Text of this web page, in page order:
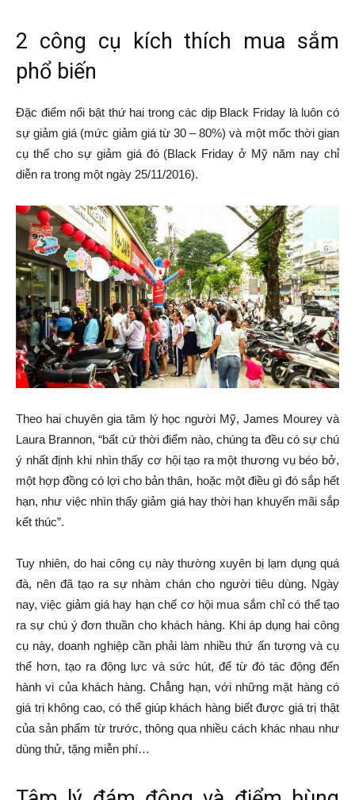
2 công cụ kích thích mua sắm
phổ biến
Đặc điểm nổi bật thứ hai trong các dịp Black Friday là luôn có
sự giảm giá (mức giảm giá từ 30 – 80%) và một mốc thời gian
cụ thể cho sự giảm giá đó (Black Friday ở Mỹ năm nay chỉ
diễn ra trong một ngày 25/11/2016).
Theo hai chuyên gia tâm lý học người Mỹ, James Mourey và
Laura Brannon, “bất cứ thời điểm nào, chúng ta đều có sự chú
ý nhất định khi nhìn thấy cơ hội tạo ra một thương vụ béo bở,
một hợp đồng có lợi cho bản thân, hoặc một điều gì đó sắp hết
hạn, như việc nhìn thấy giảm giá hay thời hạn khuyến mãi sắp
kết thúc”.
Tuy nhiên, do hai công cụ này thường xuyên bị lạm dụng quá
đà, nên đã tạo ra sự nhàm chán cho người tiêu dùng. Ngày
nay, việc giảm giá hay hạn chế cơ hội mua sắm chỉ có thể tạo
ra sự chú ý đơn thuần cho khách hàng. Khi áp dụng hai công
cụ này, doanh nghiệp cần phải làm nhiều thứ ấn tượng và cụ
thể hơn, tạo ra động lực và sức hút, để từ đó tác động đến
hành vi của khách hàng. Chẳng hạn, với những mặt hàng có
giá trị không cao, có thể giúp khách hàng biết được giá trị thật
của sản phẩm từ trước, thông qua nhiều cách khác nhau như
dùng thử, tặng miễn phí…